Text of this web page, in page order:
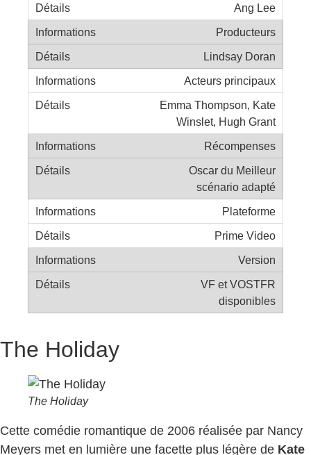
Ang Lee
Producteurs
Lindsay Doran
Acteurs principaux
Emma Thompson, Kate
Winslet, Hugh Grant
Récompenses
Oscar du Meilleur
scénario adapté
Plateforme
Prime Video
Version
VF et VOSTFR
disponibles
The Holiday
The Holiday
Cette comédie romantique de 2006 réalisée par Nancy
Meyers met en lumière une facette plus légère de Kate